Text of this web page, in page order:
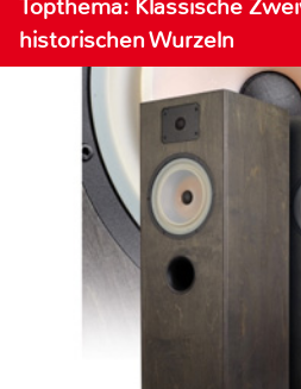
Topthema: Klassische
historischen Wurzeln